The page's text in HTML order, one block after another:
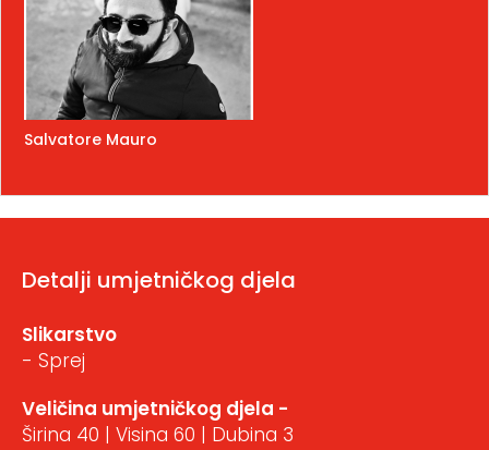
Salvatore Mauro
Detalji umjetničkog djela
Slikarstvo
- Sprej
Veličina umjetničkog djela -
Širina 40 | Visina 60 | Dubina 3